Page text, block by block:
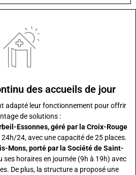
des accueils de jour
adapté leur fonctionnement pour offrir
de solutions :
Essonnes, géré par la Croix-Rouge
24, avec une capacité de 25 places.
Mons, porté par la Société de Saint-
ses horaires en journée (9h à 19h) avec
De plus, la structure a proposé une